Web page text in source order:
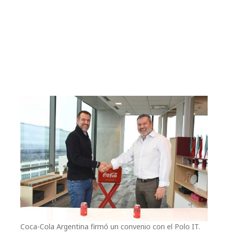
Coca-Cola Argentina firmó un convenio con el Polo IT.